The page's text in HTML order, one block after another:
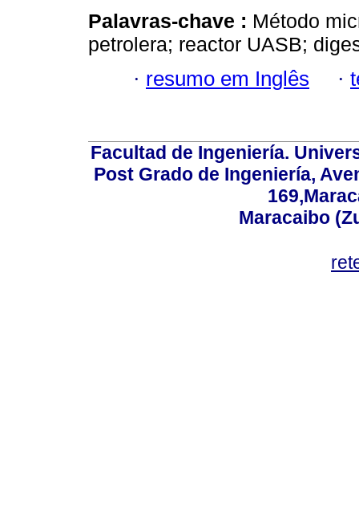
Palavras-chave : Método
petrolera; reactor UASB;
· resumo em Inglês ·
Facultad de Ingeniería.
Post Grado de Ingeniería,
Maracaibo